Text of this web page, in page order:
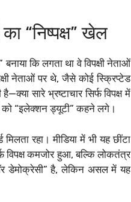
“निष्पक्ष” खेल
कि लगता था वे विपक्षी नेताओं
नेताओं पर थे, जैसे कोई स्क्रिप्टेड
सारे भ्रष्टाचार सिर्फ विपक्ष में
को “इलेक्शन ड्यूटी” कहने लगे।
रहा। मीडिया में भी यह छींटा
कमजोर हुआ, बल्कि लोकतंत्र
डेमोक्रेसी” है, लेकिन असल में यह